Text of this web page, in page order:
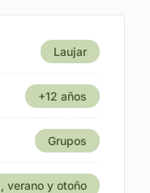
Laujar
+12 años
Grupos
verano y otoño